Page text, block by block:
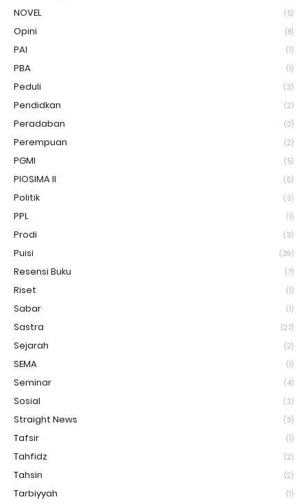
NOVEL (5)
Opini (8)
PAI (1)
PBA (1)
Peduli (3)
Pendidkan (2)
Peradaban (2)
Perempuan (2)
PGMI (5)
PIOSIMA II (6)
Politik (3)
PPL (1)
Prodi (3)
Puisi (39)
Resensi Buku (7)
Riset (1)
Sabar (1)
Sastra (27)
Sejarah (2)
SEMA (1)
Seminar (4)
Sosial (3)
Straight News (3)
Tafsir (1)
Tahfidz (2)
Tahsin (2)
Tarbiyyah (1)